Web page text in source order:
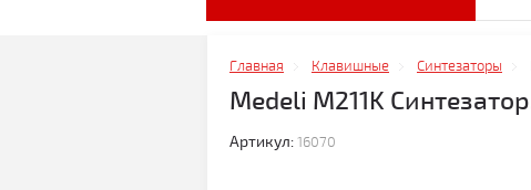
Главная Клавишные Синтезаторы
Medeli M211K
Артикул:16070